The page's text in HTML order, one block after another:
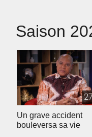
Saison
Un grave accident
bouleversa sa vie